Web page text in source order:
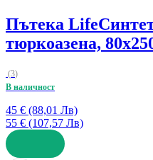
Пътека Life
тюркоазена,
(3)
В наличност
45 € (88,01 Лв)
55 € (107,57 Лв)